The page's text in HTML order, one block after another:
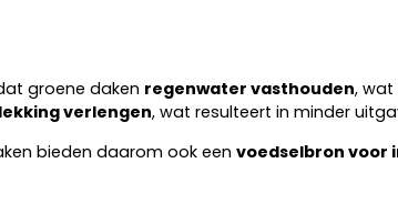
groene daken regenwater vasthouden, wat
verlengen, wat resulteert in minder
bieden daarom ook een voedselbron voor